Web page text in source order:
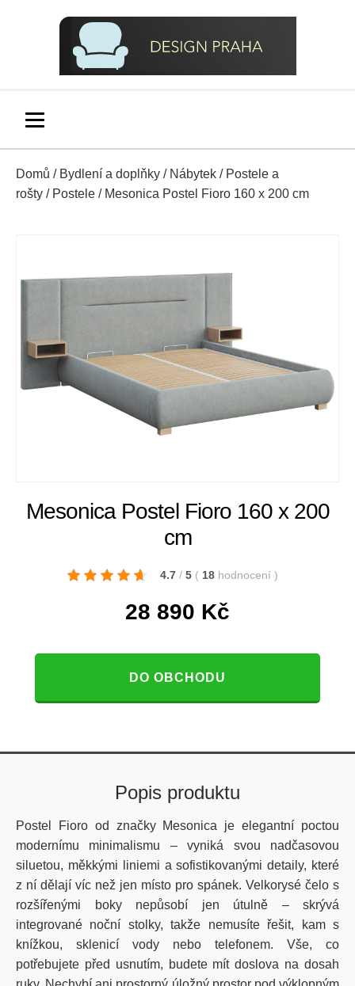
Domů / Bydlení a doplňky / Nábytek / Postele a
rošty / Postele / Mesonica Postel Fioro 160 x 200 cm
Mesonica Postel Fioro 160 x 200
cm
4.7 / 5 ( 18 hodnocení )
28 890 Kč
DO OBCHODU
Popis produktu
Postel Fioro od značky Mesonica je elegantní poctou
modernímu minimalismu – vyniká svou nadčasovou
siluetou, měkkými liniemi a sofistikovanými detaily, které
z ní dělají víc než jen místo pro spánek. Velkorysé čelo s
rozšířenými boky nepůsobí jen útulně – skrývá
integrované noční stolky, takže nemusíte řešit, kam s
knížkou, sklenicí vody nebo telefonem. Vše, co
potřebujete před usnutím, budete mít doslova na dosah